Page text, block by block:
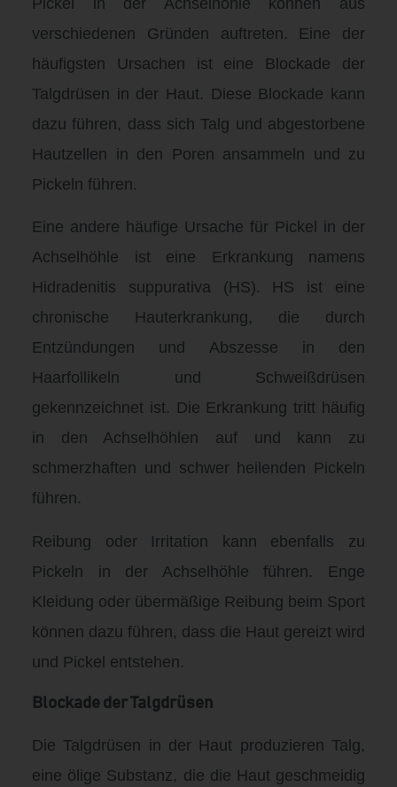
verschiedenen Gründen auftreten. Eine der
häufigsten Ursachen ist eine Blockade der
Talgdrüsen in der Haut. Diese Blockade kann
dazu führen, dass sich Talg und abgestorbene
Hautzellen in den Poren ansammeln und zu
Pickeln führen.
Eine andere häufige Ursache für Pickel in der
Achselhöhle ist eine Erkrankung namens
Hidradenitis suppurativa (HS). HS ist eine
chronische Hauterkrankung, die durch
Entzündungen und Abszesse in den
Haarfollikeln und Schweißdrüsen
gekennzeichnet ist. Die Erkrankung tritt häufig
in den Achselhöhlen auf und kann zu
schmerzhaften und schwer heilenden Pickeln
führen.
Reibung oder Irritation kann ebenfalls zu
Pickeln in der Achselhöhle führen. Enge
Kleidung oder übermäßige Reibung beim Sport
können dazu führen, dass die Haut gereizt wird
und Pickel entstehen.
Blockade der Talgdrüsen
Die Talgdrüsen in der Haut produzieren Talg,
eine ölige Substanz, die die Haut geschmeidig